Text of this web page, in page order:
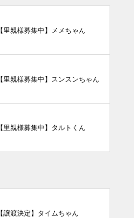
【里親様募集中】メメちゃん
【里親様募集中】スンスンちゃん
【里親様募集中】タルトくん
【譲渡決定】タイムちゃん